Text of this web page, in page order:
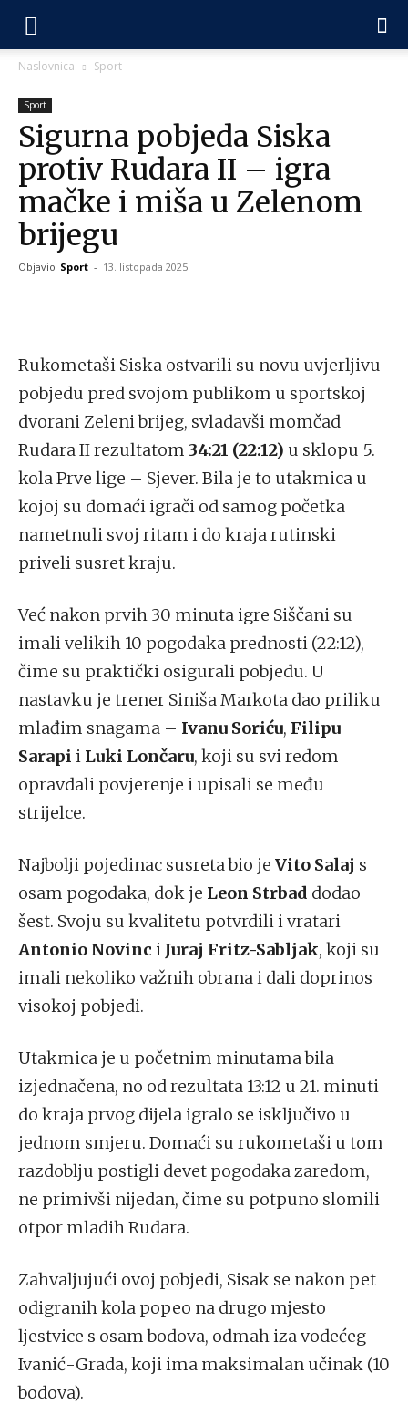
Naslovnica Sport
Sport
Sigurna pobjeda Siska
protiv Rudara II – igra
mačke i miša u Zelenom
brijegu
Objavio Sport - 13. listopada 2025.
Rukometaši Siska ostvarili su novu uvjerljivu
pobjedu pred svojom publikom u sportskoj
dvorani Zeleni brijeg, svladavši momčad
Rudara II rezultatom 34:21 (22:12) u sklopu 5.
kola Prve lige – Sjever. Bila je to utakmica u
kojoj su domaći igrači od samog početka
nametnuli svoj ritam i do kraja rutinski
priveli susret kraju.
Već nakon prvih 30 minuta igre Siščani su
imali velikih 10 pogodaka prednosti (22:12),
čime su praktički osigurali pobjedu. U
nastavku je trener Siniša Markota dao priliku
mlađim snagama – Ivanu Soriću, Filipu
Sarapi i Luki Lončaru, koji su svi redom
opravdali povjerenje i upisali se među
strijelce.
Najbolji pojedinac susreta bio je Vito Salaj s
osam pogodaka, dok je Leon Strbad dodao
šest. Svoju su kvalitetu potvrdili i vratari
Antonio Novinc i Juraj Fritz-Sabljak, koji su
imali nekoliko važnih obrana i dali doprinos
visokoj pobjedi.
Utakmica je u početnim minutama bila
izjednačena, no od rezultata 13:12 u 21. minuti
do kraja prvog dijela igralo se isključivo u
jednom smjeru. Domaći su rukometaši u tom
razdoblju postigli devet pogodaka zaredom,
ne primivši nijedan, čime su potpuno slomili
otpor mladih Rudara.
Zahvaljujući ovoj pobjedi, Sisak se nakon pet
odigranih kola popeo na drugo mjesto
ljestvice s osam bodova, odmah iza vodećeg
Ivanić-Grada, koji ima maksimalan učinak (10
bodova).